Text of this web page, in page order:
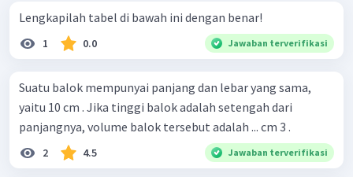
Lengkapilah tabel di bawah ini dengan benar!
1 0.0 Jawaban terverifikasi
Suatu balok mempunyai panjang dan lebar yang sama,
yaitu 10 cm . Jika tinggi balok adalah setengah dari
panjangnya, volume balok tersebut adalah ... cm 3 .
2 4.5 Jawaban terverifikasi